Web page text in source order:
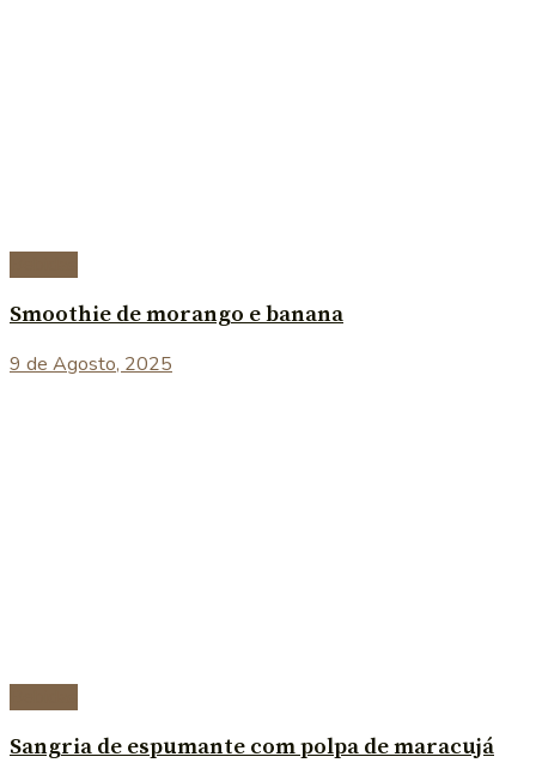
Smoothie de morango e banana
9 de Agosto, 2025
Sangria de espumante com polpa de maracujá